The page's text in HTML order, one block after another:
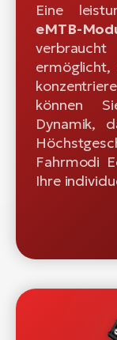
Eine
eMTB-
können
Dynamik,
Fahrmodi
Ihre